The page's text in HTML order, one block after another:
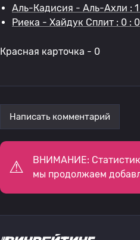
Аль-Кадисия - Аль-Ахли : 1
Риека - Хайдук Сплит : 0 : 0
Красная карточка - 0
Написать комментарий
ВНИМАНИЕ:
мы продолжаем